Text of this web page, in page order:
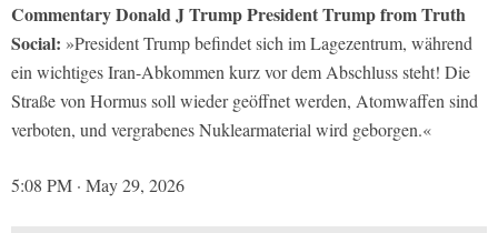
Commentary Donald J Trump President Trump from Truth
Social: »President Trump befindet sich im Lagezentrum, während
ein wichtiges Iran-Abkommen kurz vor dem Abschluss steht! Die
Straße von Hormus soll wieder geöffnet werden, Atomwaffen sind
verboten, und vergrabenes Nuklearmaterial wird geborgen.«
5:08 PM · May 29, 2026